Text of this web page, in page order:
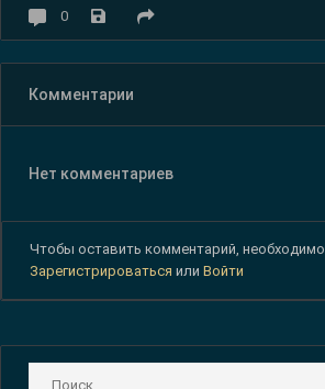
0
Комментарии
Нет комментариев
Чтобы оставить комментарий, необходимо
Зарегистрироваться или Войти